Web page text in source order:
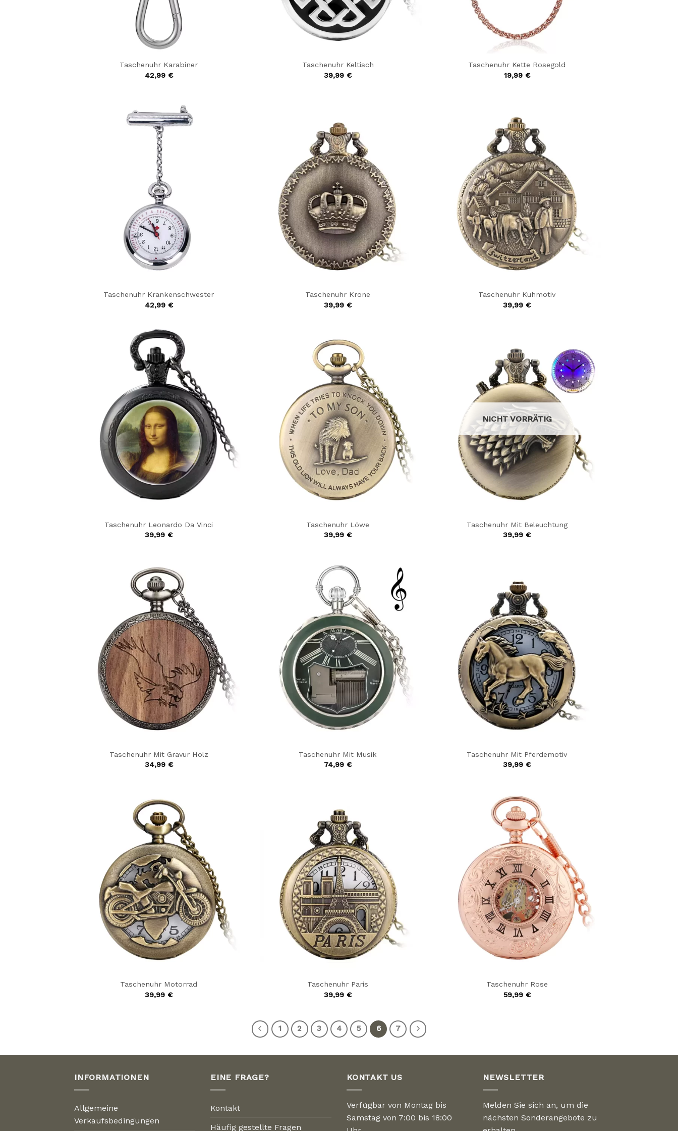
Taschenuhr Karabiner
42,99 €
Taschenuhr Keltisch
39,99 €
Taschenuhr Kette Rosegold
19,99 €
Taschenuhr Krankenschwester
42,99 €
Taschenuhr Krone
39,99 €
Taschenuhr Kuhmotiv
39,99 €
Taschenuhr Leonardo Da Vinci
39,99 €
Taschenuhr Löwe
39,99 €
NICHT VORRÄTIG
Taschenuhr Mit Beleuchtung
39,99 €
Taschenuhr Mit Gravur Holz
34,99 €
Taschenuhr Mit Musik
74,99 €
Taschenuhr Mit Pferdemotiv
39,99 €
Taschenuhr Motorrad
39,99 €
Taschenuhr Paris
39,99 €
Taschenuhr Rose
59,99 €
1 2 3 4 5 6 7
INFORMATIONEN
Allgemeine
Verkaufsbedingungen
EINE FRAGE?
Kontakt
Häufig gestellte Fragen
KONTAKT US
Verfügbar von Montag bis
Samstag von 7:00 bis 18:00
NEWSLETTER
Melden Sie sich an, um die
nächsten Sonderangebote zu